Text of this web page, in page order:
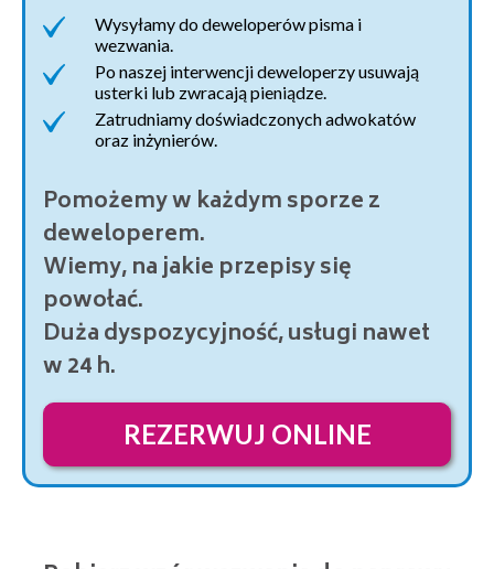
Wysyłamy do deweloperów pisma i
wezwania.
Po naszej interwencji deweloperzy usuwają
usterki lub zwracają pieniądze.
Zatrudniamy doświadczonych adwokatów
oraz inżynierów.
Pomożemy w każdym sporze z
deweloperem.
Wiemy, na jakie przepisy się
powołać.
Duża dyspozycyjność, usługi nawet
w 24 h.
REZERWUJ ONLINE